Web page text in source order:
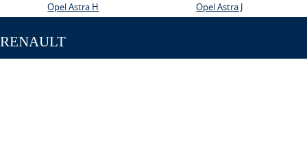
Opel Astra H Opel Astra J
RENAULT